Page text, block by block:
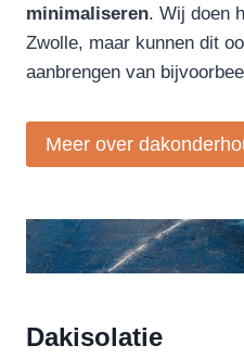
minimaliseren. Wij doen
Zwolle, maar kunnen dit
aanbrengen van
Meer over
Dakisolatie